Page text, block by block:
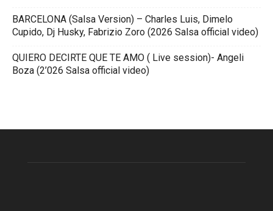
BARCELONA (Salsa Version) – Charles Luis, Dimelo
Cupido, Dj Husky, Fabrizio Zoro (2026 Salsa official video)
QUIERO DECIRTE QUE TE AMO ( Live session)- Angeli
Boza (2’026 Salsa official video)